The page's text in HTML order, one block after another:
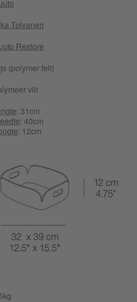
Tolvanen
Restore
(polymer felt)
vilt
: 31cm
: 40cm
: 12cm